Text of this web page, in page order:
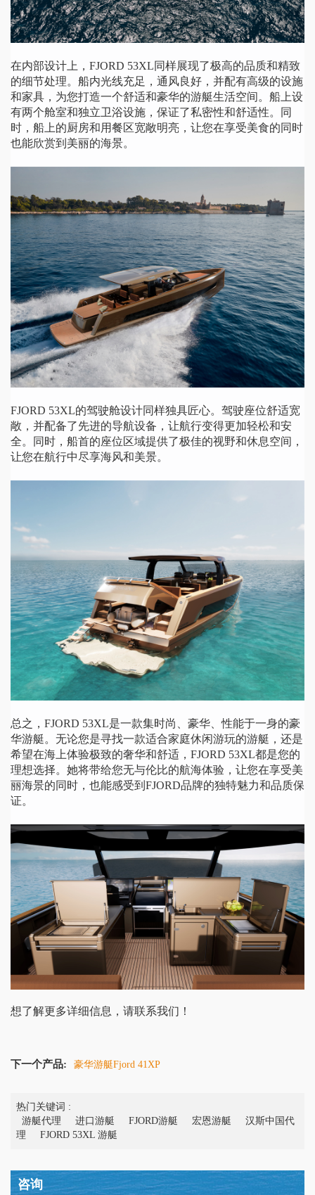
在内部设计上， FJORD 53XL同样展现了极高的品质和精致
的细节处理。船内光线充足，通风良好，并配有高级的设施
和家具，为您打造一个舒适和豪华的游艇生活空间。船上设
有两个舱室和独立卫浴设施，保证了私密性和舒适性。同
时，船上的厨房和用餐区宽敞明亮，让您在享受美食的同时
也能欣赏到美丽的海景。
FJORD 53XL的驾驶舱设计同样独具匠心。驾驶座位舒适宽
敞，并配备了先进的导航设备，让航行变得更加轻松和安
全。同时，船首的座位区域提供了极佳的视野和休息空间，
让您在航行中尽享海风和美景。
总之， FJORD 53XL是一款集时尚、豪华、性能于一身的豪
华游艇。无论您是寻找一款适合家庭休闲游玩的游艇，还是
希望在海上体验极致的奢华和舒适，FJORD 53XL都是您的
理想选择。她将带给您无与伦比的航海体验，让您在享受美
丽海景的同时，也能感受到FJORD品牌的独特魅力和品质保
证。
想了解更多详细信息，请联系我们！
下一个产品: 豪华游艇Fjord 41XP
热门关键词 :
游艇代理
进口游艇 FJORD游艇 宏恩游艇
汉斯中国代
理
FJORD 53XL 游艇
咨询